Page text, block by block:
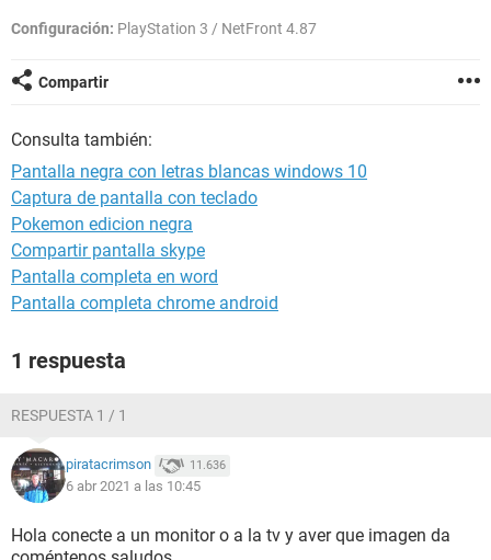
Configuración: PlayStation 3 / NetFront 4.87
Compartir
Consulta también:
Pantalla negra con letras blancas windows 10
Captura de pantalla con teclado
Pokemon edicion negra
Compartir pantalla skype
Pantalla completa en word
Pantalla completa chrome android
1 respuesta
RESPUESTA 1 / 1
piratacrimson 11.636
6 abr 2021 a las 10:45
Hola conecte a un monitor o a la tv y aver que imagen da